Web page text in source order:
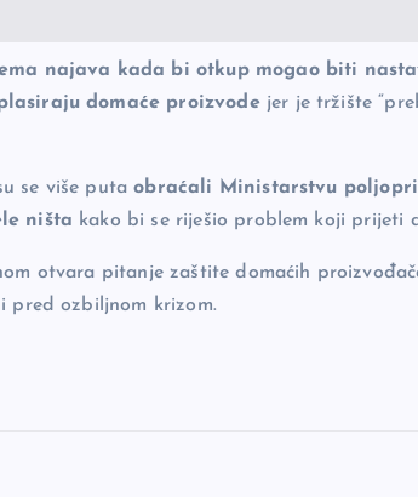
najava kada bi otkup mogao biti
domaće proizvodejer je tržište
se više putaobraćali Ministarstvu
ništa kako bi se riješio problem koji prijeti
otvara pitanje zaštite domaćih
pred ozbiljnom krizom.